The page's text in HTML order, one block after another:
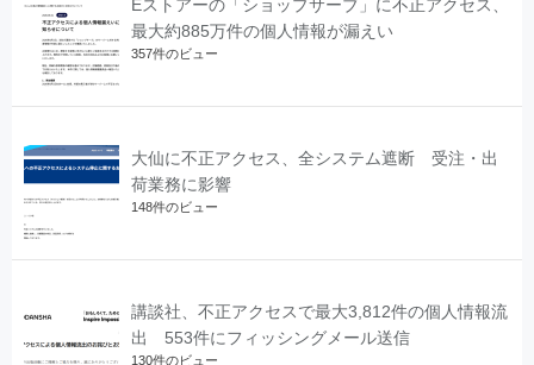
Eストアーの「ショップサーブ」に不正アクセス、
最大約885万件の個人情報が漏えい
357件のビュー
大仙に不正アクセス、全システム遮断 受注・出
荷業務に影響
148件のビュー
講談社、不正アクセスで最大3,812件の個人情報流
出 553件にフィッシングメール送信
130件のビュー